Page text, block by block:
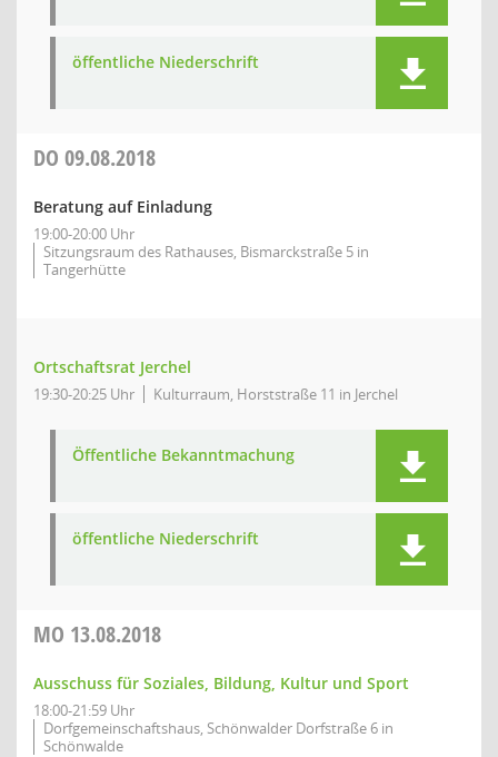
öffentliche Niederschrift
DO 09.08.2018
Beratung auf Einladung
19:00-20:00 Uhr
Sitzungsraum des Rathauses, Bismarckstraße 5 in
Tangerhütte
Ortschaftsrat Jerchel
19:30-20:25 Uhr Kulturraum, Horststraße 11 in Jerchel
Öffentliche Bekanntmachung
öffentliche Niederschrift
MO 13.08.2018
Ausschuss für Soziales, Bildung, Kultur und Sport
18:00-21:59 Uhr
Dorfgemeinschaftshaus, Schönwalder Dorfstraße 6 in
Schönwalde